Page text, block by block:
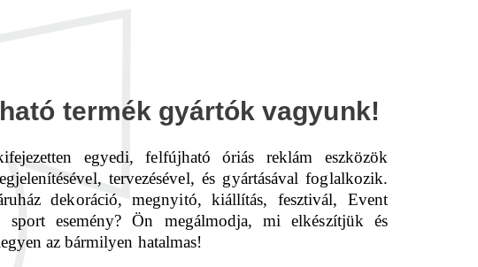
termék gyártók vagyunk!
egyedi, felfújható óriás reklám eszközök
tervezésével, és gyártásával foglalkozik.
dekoráció, megnyitó, kiállítás, fesztivál, Event
sport esemény? Ön megálmodja, mi elkészítjük és
az bármilyen hatalmas!